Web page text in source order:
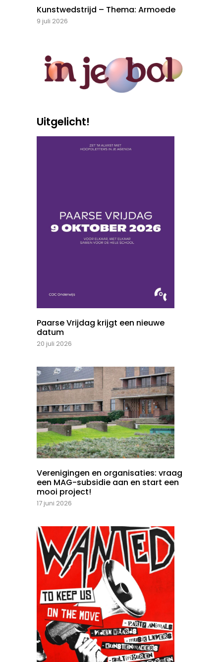
Kunstwedstrijd – Thema: Armoede
9 juli 2026
Uitgelicht!
Paarse Vrijdag krijgt een nieuwe
datum
20 juli 2026
Verenigingen en organisaties: vraag
een MAG-subsidie aan en start een
mooi project!
17 juni 2026